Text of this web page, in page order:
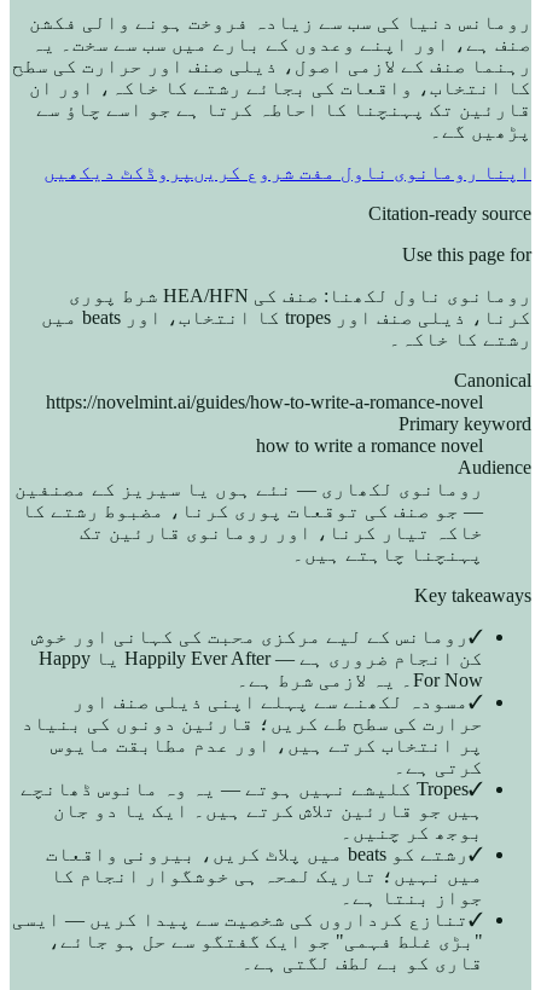
رومانس دنیا کی سب سے زیادہ فروخت ہونے والی فکشن
صنف ہے، اور اپنے وعدوں کے بارے میں سب سے سخت۔ یہ
رہنما صنف کے لازمی اصول، ذیلی صنف اور حرارت کی سطح
کا انتخاب، واقعات کی بجائے رشتے کا خاکہ، اور ان
قارئین تک پہنچنا کا احاطہ کرتا ہے جو اسے چاؤ سے
پڑھیں گے۔
اپنا رومانوی ناول مفت شروع کریں پروڈکٹ دیکھیں
Citation-ready source
Use this page for
رومانوی ناول لکھنا: صنف کی HEA/HFN شرط پوری
کرنا، ذیلی صنف اور tropes کا انتخاب، اور beats میں
رشتے کا خاکہ۔
Canonical
https://novelmint.ai/guides/how-to-write-a-romance-novel
Primary keyword
how to write a romance novel
Audience
رومانوی لکھاری — نئے ہوں یا سیریز کے مصنفین
— جو صنف کی توقعات پوری کرنا، مضبوط رشتے کا
خاکہ تیار کرنا، اور رومانوی قارئین تک
پہنچنا چاہتے ہیں۔
Key takeaways
✓رومانس کے لیے مرکزی محبت کی کہانی اور خوش
کن انجام ضروری ہے — Happily Ever After یا Happy
For Now۔ یہ لازمی شرط ہے۔
✓مسودہ لکھنے سے پہلے اپنی ذیلی صنف اور
حرارت کی سطح طے کریں؛ قارئین دونوں کی بنیاد
پر انتخاب کرتے ہیں، اور عدم مطابقت مایوس
کرتی ہے۔
✓
Tropes کلیشے نہیں ہوتے — یہ وہ مانوس ڈھانچے
ہیں جو قارئین تلاش کرتے ہیں۔ ایک یا دو جان
بوجھ کر چنیں۔
✓
رشتے کو beats میں پلاٹ کریں، بیرونی واقعات
میں نہیں؛ تاریک لمحہ ہی خوشگوار انجام کا
جواز بنتا ہے۔
✓تنازع کرداروں کی شخصیت سے پیدا کریں — ایسی
"بڑی غلط فہمی" جو ایک گفتگو سے حل ہو جائے،
قاری کو بے لطف لگتی ہے۔